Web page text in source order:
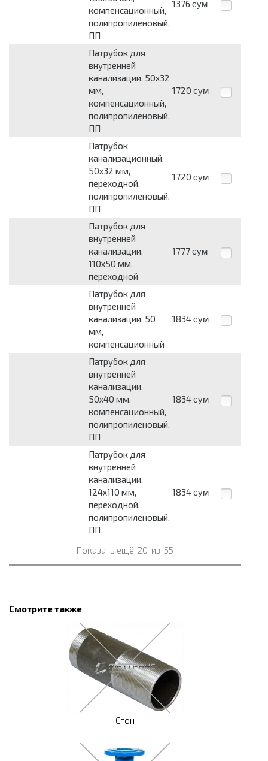
компенсационный,
полипропиленовый,
ПП
1376 сум
Патрубок для
внутренней
канализации, 50х32
мм,
компенсационный,
полипропиленовый,
ПП
1720 сум
Патрубок
канализационный,
50х32 мм,
переходной,
полипропиленовый,
ПП
1720 сум
Патрубок для
внутренней
канализации,
110х50 мм,
переходной
1777 сум
Патрубок для
внутренней
канализации, 50
мм,
компенсационный
1834 сум
Патрубок для
внутренней
канализации,
50х40 мм,
компенсационный,
полипропиленовый,
ПП
1834 сум
Патрубок для
внутренней
канализации,
124х110 мм,
переходной,
полипропиленовый,
ПП
1834 сум
Показать ещё 20 из 55
Смотрите также
Сгон